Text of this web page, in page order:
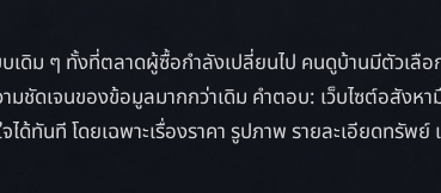
ดิม ๆ ทั้งที่ตลาดผู้ซื้อกำลังเปลี่ยนไป คนดูบ้านมีตัวเลือ
มชัดเจนของข้อมูลมากกว่าเดิม คำตอบ: เว็บไซต์อสังห
ได้ทันที โดยเฉพาะเรื่องราคา รูปภาพ รายละเอียดทรัพย์